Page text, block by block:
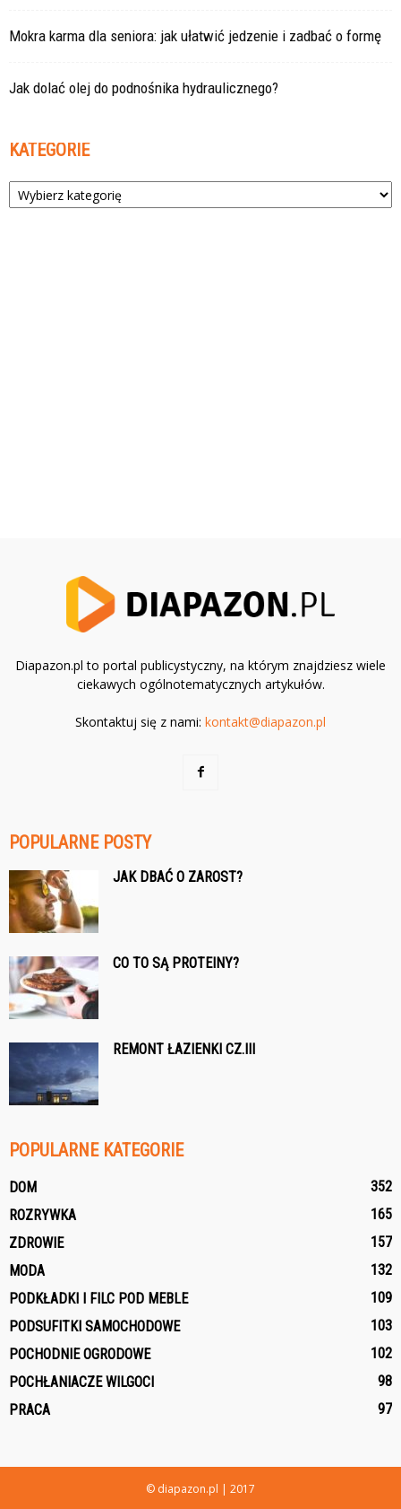
Mokra karma dla seniora: jak ułatwić jedzenie i zadbać o formę
Jak dolać olej do podnośnika hydraulicznego?
KATEGORIE
Kategorie
Diapazon.pl to portal publicystyczny, na którym znajdziesz wiele
ciekawych ogólnotematycznych artykułów.
Skontaktuj się z nami: kontakt@diapazon.pl
POPULARNE POSTY
JAK DBAĆ O ZAROST?
CO TO SĄ PROTEINY?
REMONT ŁAZIENKI CZ.III
POPULARNE KATEGORIE
DOM
352
ROZRYWKA
165
ZDROWIE
157
MODA
132
PODKŁADKI I FILC POD MEBLE
109
PODSUFITKI SAMOCHODOWE
103
POCHODNIE OGRODOWE
102
POCHŁANIACZE WILGOCI
98
PRACA
97
© diapazon.pl | 2017